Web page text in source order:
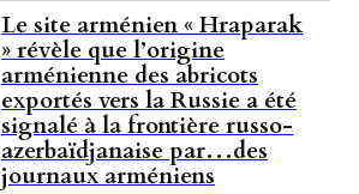
Le site arménien « Hraparak
» révèle que l’origine
arménienne des abricots
exportés vers la Russie a été
signalé à la frontière russo-
azerbaïdjanaise par…des
journaux arméniens